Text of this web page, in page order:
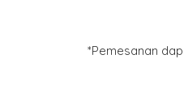
*Pemesanan